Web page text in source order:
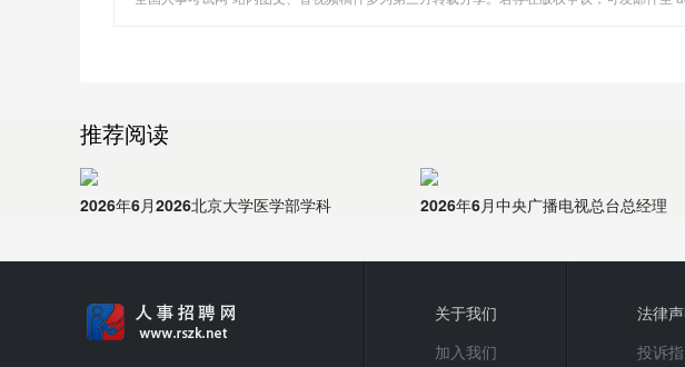
推荐阅读
2026年6月2026北京大学医学部学科 2026年6月中央广播电视总台总经理
关于我们
加入我们
法律
投诉